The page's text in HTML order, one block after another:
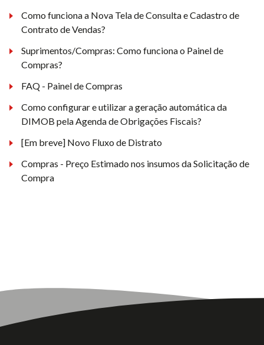
Como funciona a Nova Tela de Consulta e Cadastro de
Contrato de Vendas?
Suprimentos/Compras: Como funciona o Painel de
Compras?
FAQ - Painel de Compras
Como configurar e utilizar a geração automática da
DIMOB pela Agenda de Obrigações Fiscais?
[Em breve] Novo Fluxo de Distrato
Compras - Preço Estimado nos insumos da Solicitação de
Compra